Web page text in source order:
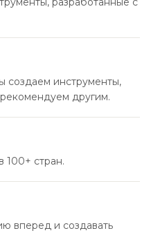
создаем инструменты,
другим.
100+ стран.
вперед и создавать
1000+
сотрудников
3